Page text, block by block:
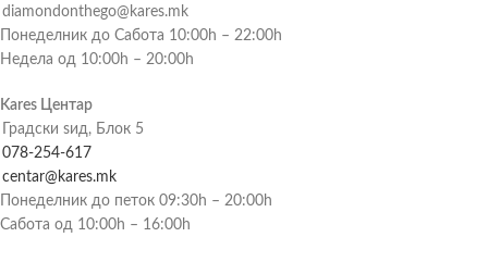
diamondonthego@kares.mk
Понеделник до Сабота 10:00h – 22:00h
Недела од 10:00h – 20:00h
Kares Центар
Градски ѕид, Блок 5
078-254-617
centar@kares.mk
Понеделник до петок 09:30h – 20:00h
Сабота од 10:00h – 16:00h